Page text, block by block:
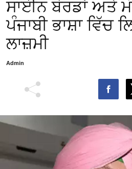
ਸਾਈਨ ਬੋਰਡਾਂ ਅਤੇ
ਪੰਜਾਬੀ ਭਾਸ਼ਾ ਵਿੱਚ
ਲਾਜ਼ਮੀ
Admin